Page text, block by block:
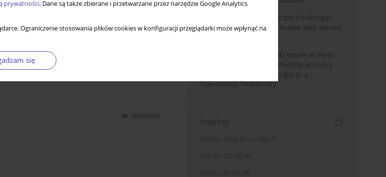
prywatności. Dane są także zbierane i przetwarzane przez narzędzie Google Analytics
Ograniczenie stosowania plików cookies w konfiguracji przeglądarki może wpłynąć na
się
communist experience
Statystyki
Bibliometric Insights into the Challenges
and Needs of Homeless People with Mental
The Politicisation of Youth Issues in Party
Programmes: Symbolic Rhetoric or Policy
Priority? The Case of Georgia as a
Transitional Democracy
Indeksy
Indeks słów kluczowych
Indeks dziedzin
Indeks autorów